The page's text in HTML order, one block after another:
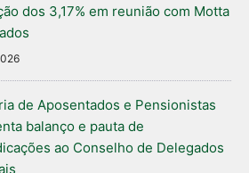
dos 3,17% em reunião com Motta
de Aposentados e Pensionistas
balanço e pauta de
ao Conselho de Delegados